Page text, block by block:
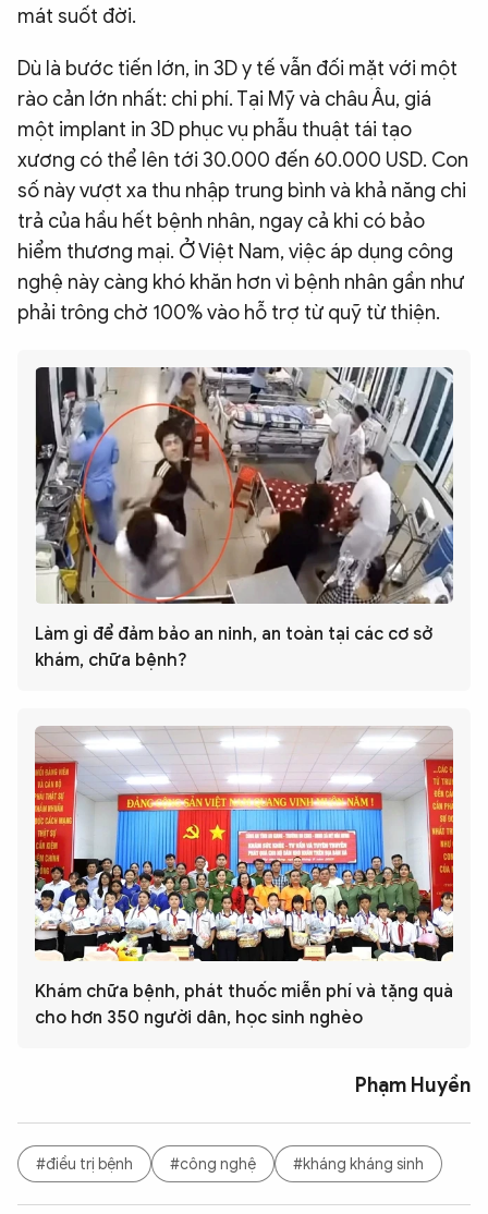
mát suốt đời.
Dù là bước tiến lớn, in 3D y tế vẫn đối mặt với một
rào cản lớn nhất: chi phí. Tại Mỹ và châu Âu, giá
một implant in 3D phục vụ phẫu thuật tái tạo
xương có thể lên tới 30.000 đến 60.000 USD. Con
số này vượt xa thu nhập trung bình và khả năng chi
trả của hầu hết bệnh nhân, ngay cả khi có bảo
hiểm thương mại. Ở Việt Nam, việc áp dụng công
nghệ này càng khó khăn hơn vì bệnh nhân gần như
phải trông chờ 100% vào hỗ trợ từ quỹ từ thiện.
Làm gì để đảm bảo an ninh, an toàn tại các cơ sở
khám, chữa bệnh?
Khám chữa bệnh, phát thuốc miễn phí và tặng quà
cho hơn 350 người dân, học sinh nghèo
Phạm Huyền
#điều trị bệnh #công nghệ #kháng kháng sinh